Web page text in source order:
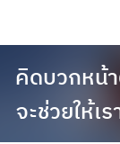
คิดบวกหน้
จะช่วยให้เ